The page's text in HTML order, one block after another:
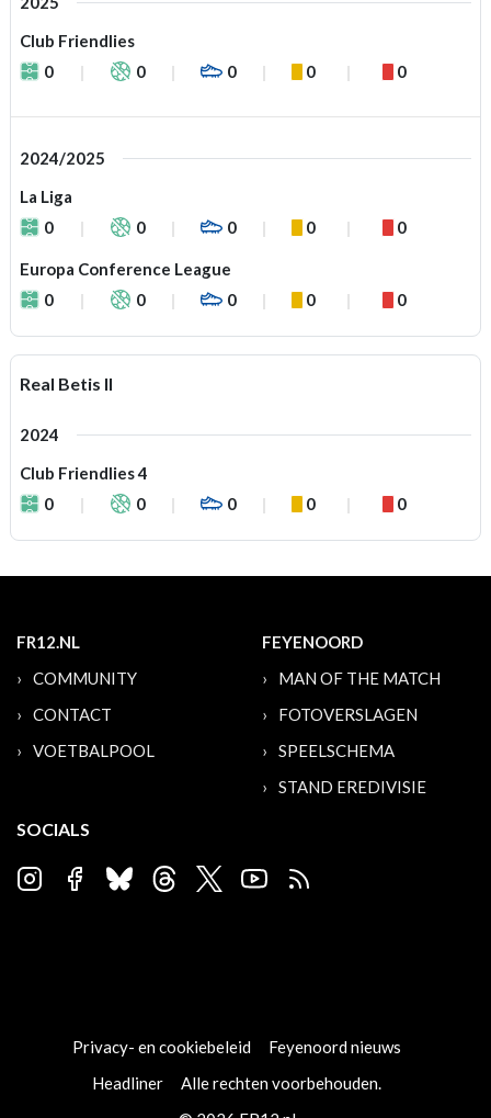
Club Friendlies
0
0 0 0 0
2024/2025
La Liga
0
0 0 0 0
Europa Conference League
0
0 0 0 0
Real Betis II
2024
Club Friendlies 4
0
0 0 0 0
FR12.NL
COMMUNITY
CONTACT
VOETBALPOOL
FEYENOORD
MAN OF THE MATCH
FOTOVERSLAGEN
SPEELSCHEMA
STAND EREDIVISIE
SOCIALS
Privacy- en cookiebeleid
Feyenoord nieuws
Headliner
Alle rechten voorbehouden.